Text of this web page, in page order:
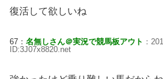
復活して欲しいね
67： 名無しさん＠実況で競馬板アウト ：
ID:3J07x8820.net